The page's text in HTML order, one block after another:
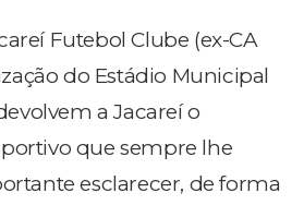
Futebol Clube (ex-CA
do Estádio Municipal
a Jacareí o
que sempre lhe
esclarecer, de forma